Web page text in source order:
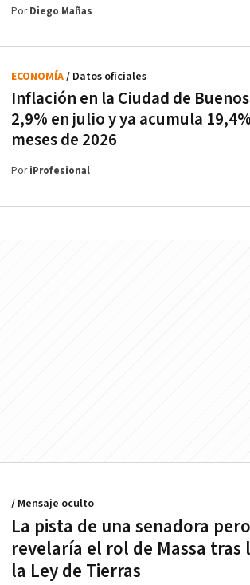
PorDiego Mañas
Inflación en la Ciudad de
2,9% en julio y ya acumula
meses de 2026
ECONOMÍA/ Datos oficiales
PoriProfesional
La pista de una senadora
revelaría el rol de Massa tras
la Ley de Tierras
/ Mensaje oculto